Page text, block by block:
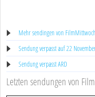
Mehr sendingen von
Sendung verpasst auf 22
Sendung verpasst ARD
Letzten sendungen von